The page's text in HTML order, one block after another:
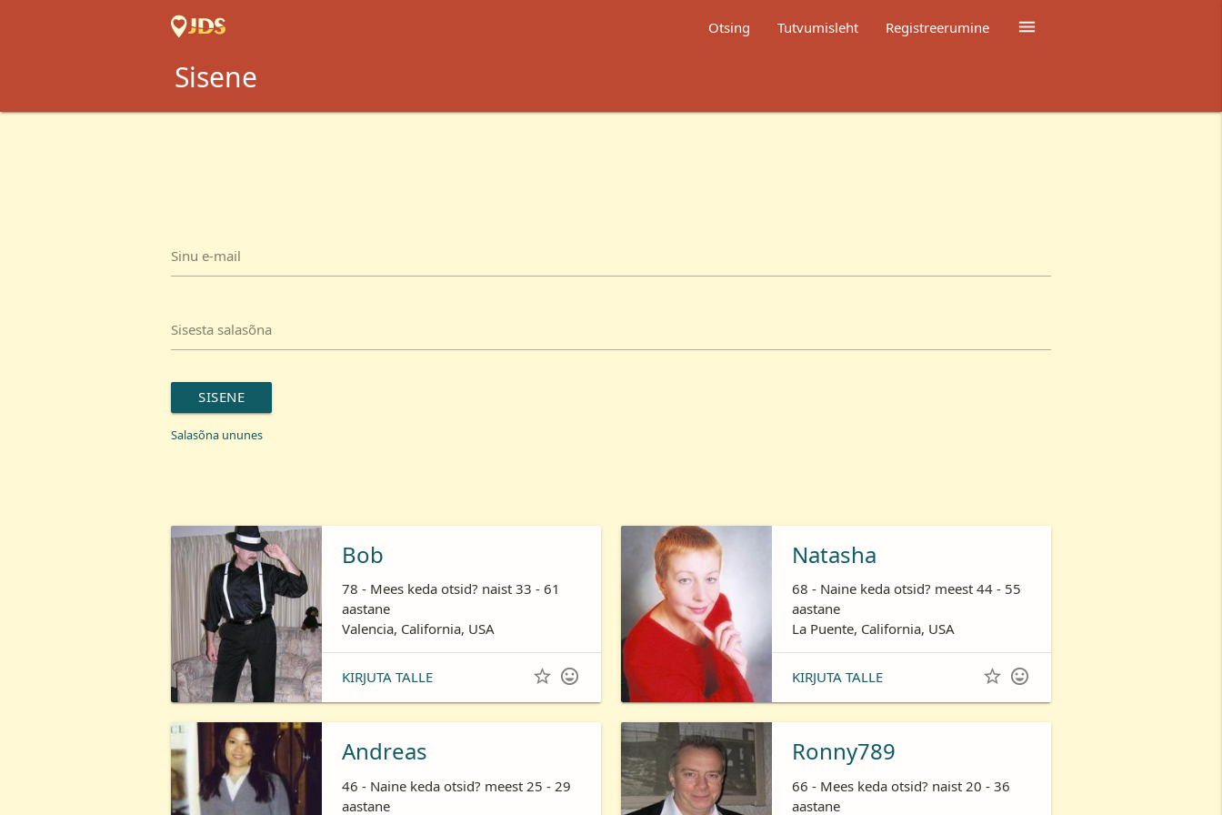

Otsing Tutvumisleht Registreerumine
Sisene
Sinu e-mail
Sisesta salasõna
SISENE
Salasõna ununes
Bob
78 - Mees keda otsid? naist 33 - 61
aastane
Valencia, California, USA
KIRJUTA TALLE  
Natasha
68 - Naine keda otsid? meest 44 - 55
aastane
La Puente, California, USA
KIRJUTA TALLE  
Andreas
46 - Naine keda otsid? meest 25 - 29
aastane
Ronny789
66 - Mees keda otsid? naist 20 - 36
aastane